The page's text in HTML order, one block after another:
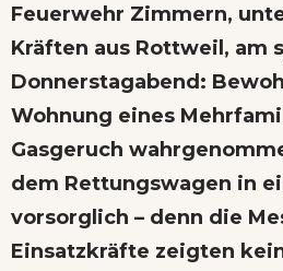
Feuerwehr Zimmern,
Kräften aus Rottweil, am
Donnerstagabend:
Wohnung eines
Gasgeruch
dem Rettungswagen in
vorsorglich – denn die
Einsatzkräfte zeigten